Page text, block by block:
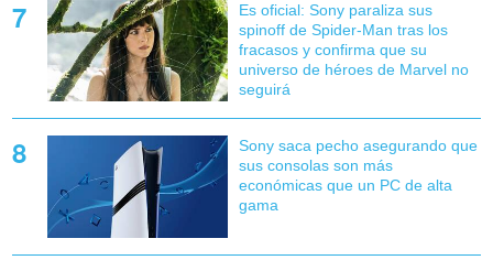
Es oficial: Sony paraliza sus
spinoff de Spider-Man tras los
fracasos y confirma que su
universo de héroes de Marvel no
seguirá
Sony saca pecho asegurando que
sus consolas son más
económicas que un PC de alta
gama